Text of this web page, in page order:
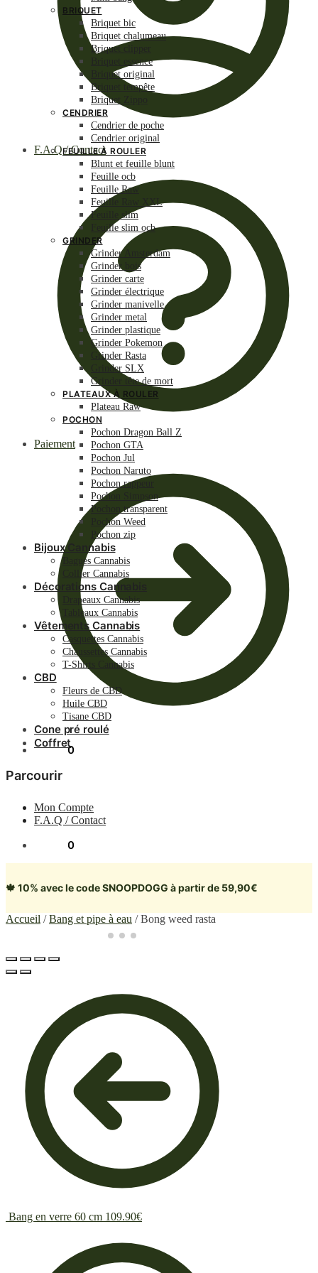
F.A.Q / Contact
Paiement
0.00€ 0
BRIQUET
Briquet bic
Briquet chalumeau
Briquet clipper
Briquet essence
Briquet original
Briquet tempête
Briquet Zippo
CENDRIER
Cendrier de poche
Cendrier original
FEUILLE À ROULER
Blunt et feuille blunt
Feuille ocb
Feuille Raw
Feuille Raw XXL
Feuille slim
Feuille slim ocb
GRINDER
Grinder Amsterdam
Grinder bois
Grinder carte
Grinder électrique
Grinder manivelle
Grinder metal
Grinder plastique
Grinder Pokemon
Grinder Rasta
Grinder SLX
Grinder tête de mort
PLATEAUX À ROULER
Plateau Raw
POCHON
Pochon Dragon Ball Z
Pochon GTA
Pochon Jul
Pochon Naruto
Pochon rappeur
Pochon Simpson
Pochon transparent
Pochon Weed
Pochon zip
Bijoux Cannabis
Bagues Cannabis
Collier Cannabis
Décorations Cannabis
Drapeaux Cannabis
Tableaux Cannabis
Vêtements Cannabis
Casquettes Cannabis
Chaussettes Cannabis
T-Shirts Cannabis
CBD
Fleurs de CBD
Huile CBD
Tisane CBD
Cone pré roulé
Coffret
Parcourir
Mon Compte
F.A.Q / Contact
0
🍁 10% avec le code SNOOPDOGG à partir de 59,90€
Accueil /Bang et pipe à eau /Bong weed rasta
Bang en verre 60 cm 109.90€